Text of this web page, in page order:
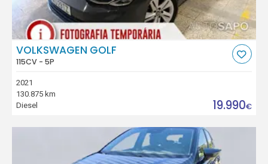
VOLKSWAGEN GOLF
115CV - 5P
2021
130.875 km
Diesel
19.990€